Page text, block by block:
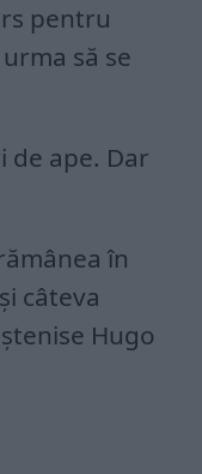
pentru
să se
de ape. Dar
în
câteva
Hugo